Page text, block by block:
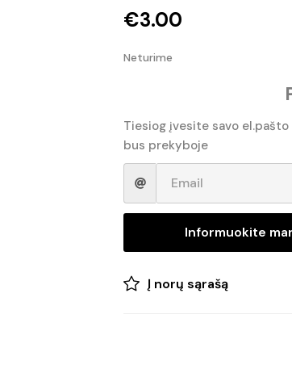
€3.00
Neturime
Tiesiog įvesite savo
bus prekyboje
Informuokite
Į norų sąrašą